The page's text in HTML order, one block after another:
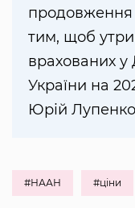
продовження
тим, щоб
врахованих
України на
Юрій
#НААН #ціни